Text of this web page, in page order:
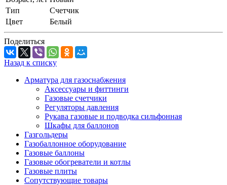
Тип
Счетчик
Цвет
Белый
Поделиться
Назад к списку
Арматура для газоснабжения
Аксессуары и фиттинги
Газовые счетчики
Регуляторы давления
Рукава газовые и подводка сильфонная
Шкафы для баллонов
Газгольдеры
Газобаллонное оборудование
Газовые баллоны
Газовые обогреватели и котлы
Газовые плиты
Сопутствующие товары